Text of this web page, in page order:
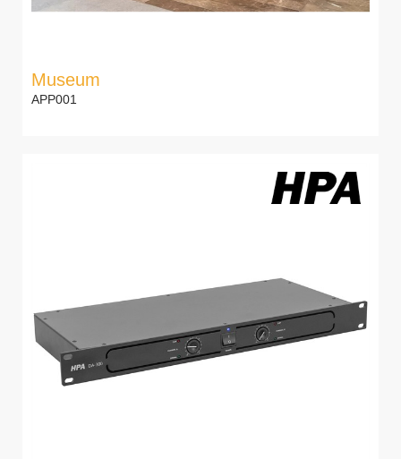
Museum
APP001